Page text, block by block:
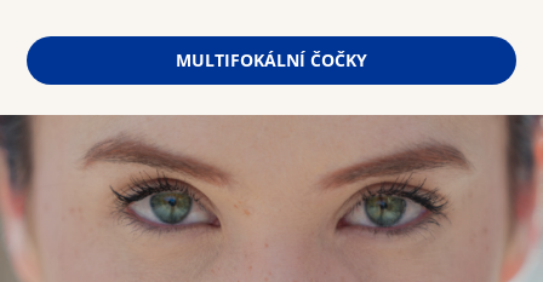
MULTIFOKÁLNÍ ČOČKY